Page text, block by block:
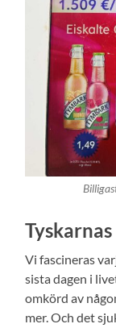
Vi fascineras
sista dagen i
omkörd av
mer. Och det